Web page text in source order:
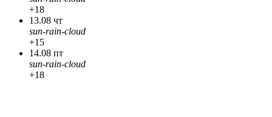
+18
13.08 чт
sun-rain-cloud
+15
14.08 пт
sun-rain-cloud
+18